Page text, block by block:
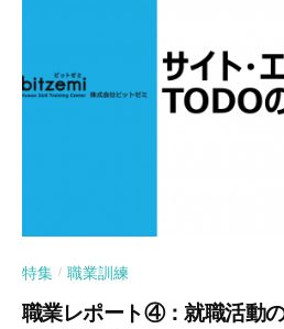
特集 / 職業訓練
職業レポート④：就職活動